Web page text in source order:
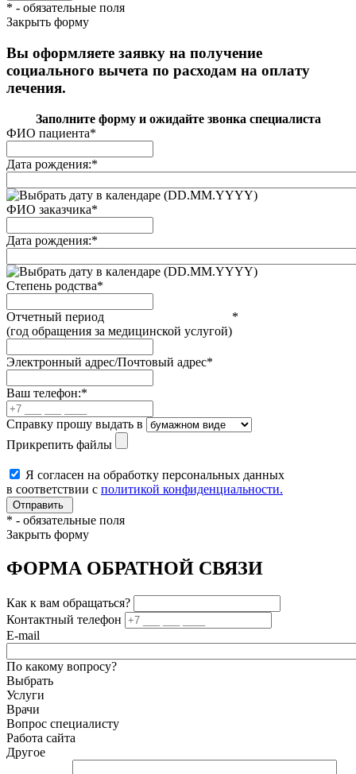
* - обязательные поля
Закрыть форму
Вы оформляете заявку на получение
социального вычета по расходам на оплату
лечения.
Заполните форму и ожидайте звонка специалиста
ФИО пациента*
Дата рождения:*
(DD.MM.YYYY)
ФИО заказчика*
Дата рождения:*
(DD.MM.YYYY)
Степень родства*
Отчетный период
(год обращения за медицинской услугой)
*
Электронный адрес/Почтовый адрес*
Ваш телефон:*
Справку прошу выдать в
Прикрепить файлы
Я согласен на обработку персональных данных
в соответствии с политикой конфиденциальности.
* - обязательные поля
Закрыть форму
ФОРМА ОБРАТНОЙ СВЯЗИ
Как к вам обращаться?
Контактный телефон
E-mail
По какому вопросу?
Выбрать
Услуги
Врачи
Вопрос специалисту
Работа сайта
Другое